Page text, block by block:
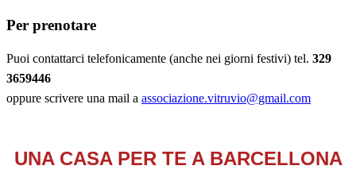
Per prenotare
Puoi contattarci telefonicamente (anche nei giorni festivi) tel. 329
3659446
oppure scrivere una mail a associazione.vitruvio@gmail.com
UNA CASA PER TE A BARCELLONA